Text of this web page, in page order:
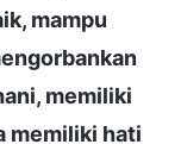
mampu
memiliki
memiliki hati